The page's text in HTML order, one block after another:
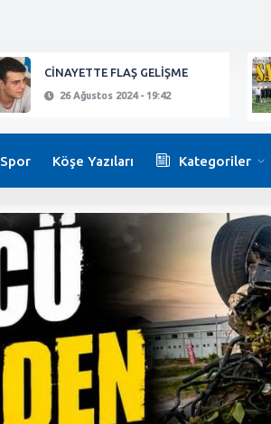
CİNAYETTE FLAŞ GELİŞME
26 Ağustos 2024 - 19:42
Spor Köşe Yazıları Kategoriler